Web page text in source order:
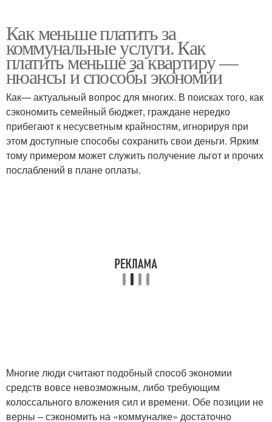
Как меньше платить за
коммунальные услуги. Как
платить меньше за квартиру —
нюансы и способы экономии
Как— актуальный вопрос для многих. В поисках того, как
сэкономить семейный бюджет, граждане нередко
прибегают к несусветным крайностям, игнорируя при
этом доступные способы сохранить свои деньги. Ярким
тому примером может служить получение льгот и прочих
послаблений в плане оплаты.
Многие люди считают подобный способ экономии
средств вовсе невозможным, либо требующим
колоссального вложения сил и времени. Обе позиции не
верны – сэкономить на «коммуналке» достаточно